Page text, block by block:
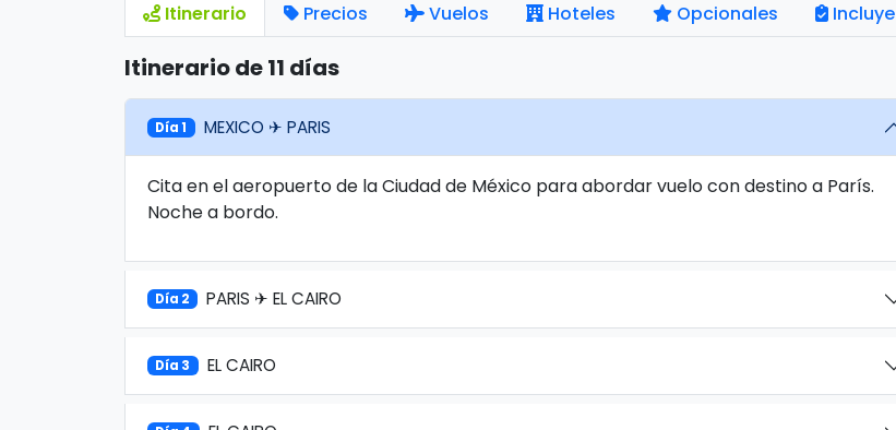
Itinerario Precios Vuelos Hoteles Opcionales Incluye
Itinerario de 11 días
Día 1 MEXICO ✈ PARIS
Cita en el aeropuerto de la Ciudad de México para abordar vuelo con destino a París.
Noche a bordo.
Día 2 PARIS ✈ EL CAIRO
Día 3 EL CAIRO